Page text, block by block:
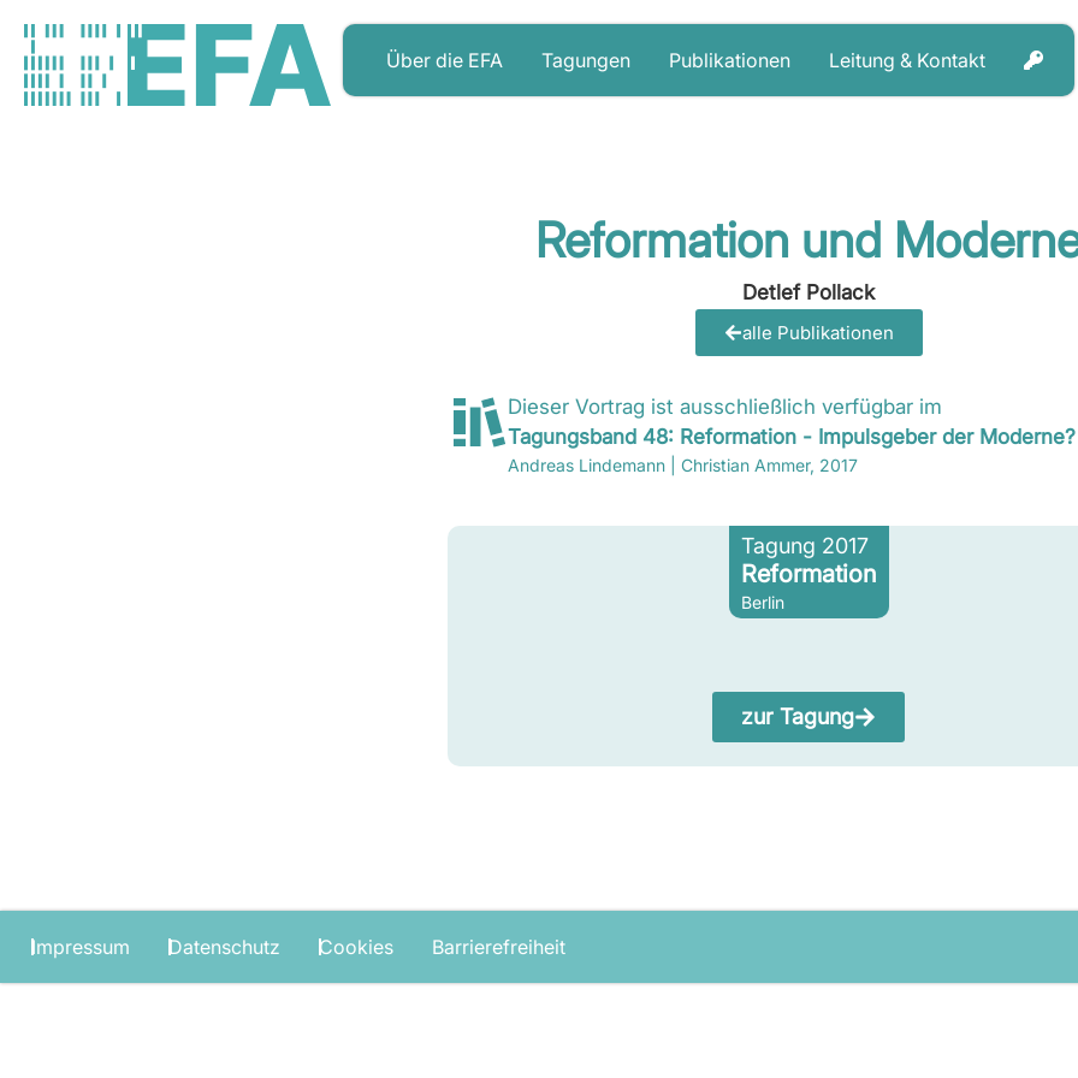
Über die EFA Tagungen Publikationen Leitung & Kontakt
Reformation und
Detlef Pollack
alle Publikationen
Dieser Vortrag ist ausschließlich verfügbar im
Tagungsband 48: Reformation - Impulsgeber der Moderne?
Andreas Lindemann | Christian Ammer, 2017
Tagung 2017
Reformation
Berlin
zur Tagung
Impressum Datenschutz Cookies Barrierefreiheit